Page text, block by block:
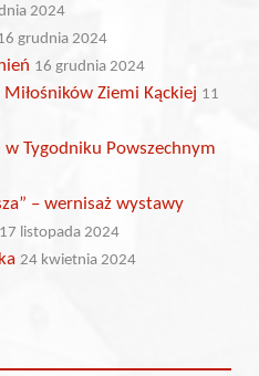
2024
grudnia 2024
16 grudnia 2024
Ziemi Kąckiej 11
w Tygodniku Powszechnym
– wernisaż wystawy
17 listopada 2024
24 kwietnia 2024